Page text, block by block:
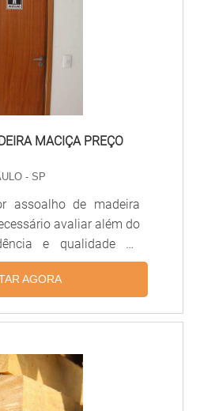
em padrão
madeira semi oca é a
compra.Portas de
MACIÇA PREÇO
- SP
assoalho de madeira
avaliar além do
e qualidade da
assoalho é constituído
maciça de
efeito alongado ao
A madeira é um
e resistente que
o melhor revestimento
AGORA